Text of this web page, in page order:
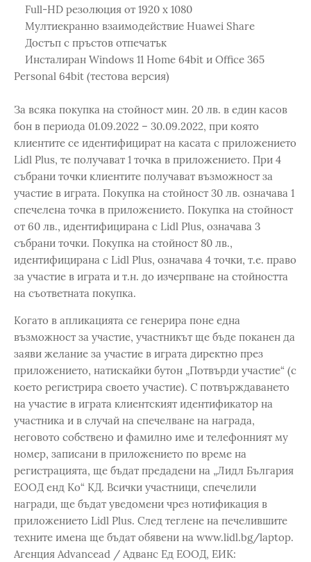
Full-HD резолюция от 1920 х 1080
Мултиекранно взаимодействие Huawei Share
Достъп с пръстов отпечатък
Инсталиран Windows 11 Home 64bit и Office 365
Personal 64bit (тестова версия)
За всяка покупка на стойност мин. 20 лв. в един касов
бон в периода 01.09.2022 – 30.09.2022, при която
клиентите се идентифицират на касата с приложението
Lidl Plus, те получават 1 точка в приложението. При 4
събрани точки клиентите получават възможност за
участие в играта. Покупка на стойност 30 лв. означава 1
спечелена точка в приложението. Покупка на стойност
от 60 лв., идентифицирана с Lidl Plus, означава 3
събрани точки. Покупка на стойност 80 лв.,
идентифицирана с Lidl Plus, означава 4 точки, т.е. право
за участие в играта и т.н. до изчерпване на стойността
на съответната покупка.
Когато в апликацията се генерира поне една
възможност за участие, участникът ще бъде поканен да
заяви желание за участие в играта директно през
приложението, натискайки бутон „Потвърди участие“ (с
което регистрира своето участие). С потвърждаването
на участие в играта клиентският идентификатор на
участника и в случай на спечелване на награда,
неговото собствено и фамилно име и телефонният му
номер, записани в приложението по време на
регистрацията, ще бъдат предадени на „Лидл България
ЕООД енд Ко“ КД. Всички участници, спечелили
награди, ще бъдат уведомени чрез нотификация в
приложението Lidl Plus. След теглене на печелившите
техните имена ще бъдат обявени на www.lidl.bg/laptop.
Агенция Advancead / Адванс Ед ЕООД, ЕИК: